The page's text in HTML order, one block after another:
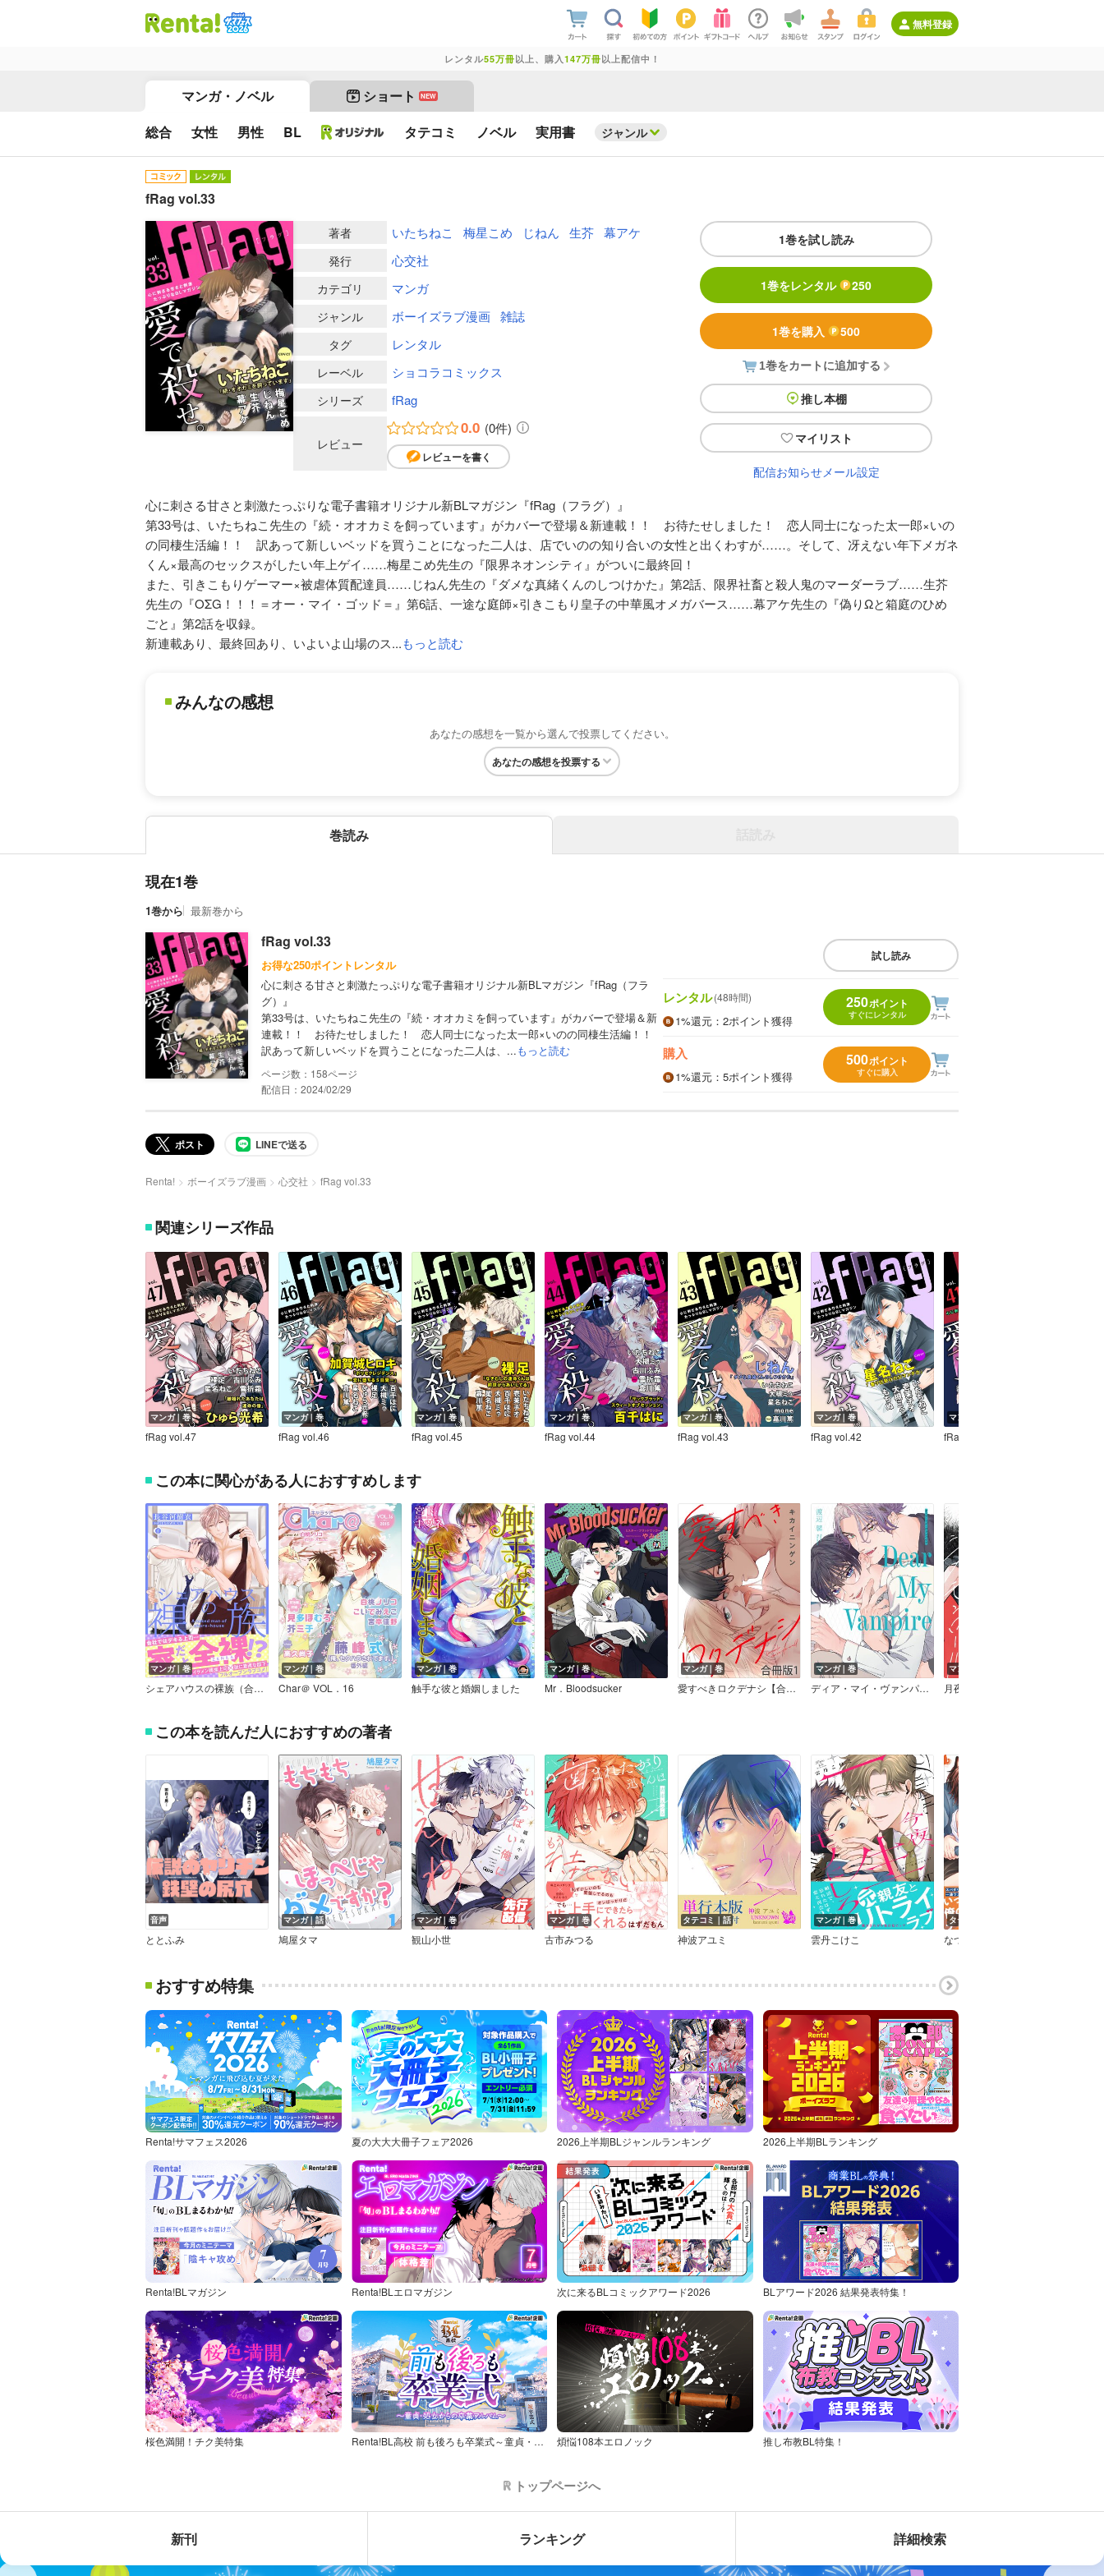
無料登録
レンタル55万冊以上、購入 147万冊以上配信中！
マンガ・ノベル ショート NEW
総合 女性 男性 BL タテコミ ノベル 実用書 ジャンル
fRag vol.33
1巻を試し読み
1巻をレンタル 250
1巻を購入 500
1巻をカートに追加する
推し本棚
マイリスト
配信お知らせメール設定
著者 いたちねこ 梅星こめ じねん 生芥 幕アケ
発行 心交社
カテゴリ マンガ
ジャンル ボーイズラブ漫画 雑誌
タグ レンタル
レーベル ショコラコミックス
シリーズ fRag
レビュー
0.0 (0件)
レビューを書く
心に刺さる甘さと刺激たっぷりな電子書籍オリジナル新BLマガジン『fRag（フラグ）』
第33号は、いたちねこ先生の『続・オオカミを飼っています』がカバーで登場＆新連載！！ お待たせしました！ 恋人同士になった太一郎×いの
の同棲生活編！！ 訳あって新しいベッドを買うことになった二人は、店でいのの知り合いの女性と出くわすが……。そして、冴えない年下メガネ
くん×最高のセックスがしたい年上ゲイ……梅星こめ先生の『限界ネオンシティ』がついに最終回！
また、引きこもりゲーマー×被虐体質配達員……じねん先生の『ダメな真緒くんのしつけかた』第2話、限界社畜と殺人鬼のマーダーラブ……生芥
先生の『OΣG！！！＝オー・マイ・ゴッド＝』第6話、一途な庭師×引きこもり皇子の中華風オメガバース……幕アケ先生の『偽りΩと箱庭のひめ
ごと』第2話を収録。
新連載あり、最終回あり、いよいよ山場のス...もっと読む
みんなの感想
あなたの感想を一覧から選んで投票してください。
あなたの感想を投票する
巻読み
現在1巻
1巻から 最新巻から
fRag vol.33
お得な250ポイントレンタル
心に刺さる甘さと刺激たっぷりな電子書籍オリジナル新BLマガジン『fRag（フラ
グ）』
第33号は、いたちねこ先生の『続・オオカミを飼っています』がカバーで登場＆新
連載！！ お待たせしました！ 恋人同士になった太一郎×いのの同棲生活編！！
訳あって新しいベッドを買うことになった二人は、...もっと読む
158
配信日：2024/02/29
試し読み
レンタル(48時間)
1%還元 ：2ポイント獲得
250ポイント
すぐにレンタル
購入
1%還元 ：5ポイント獲得
500ポイント
すぐに購入
ポスト LINEで送る
Renta! ボーイズラブ漫画 心交社 fRag vol.33
関連シリーズ作品
マンガ｜巻
fRag vol.47
マンガ｜巻
fRag vol.46
マンガ｜巻
fRag vol.45
マンガ｜巻
fRag vol.44
マンガ｜巻
fRag vol.43
マンガ｜巻
fRag vol.42
マンガ｜巻
fRag vol.41
この本に関心がある人におすすめします
マンガ｜巻
シェアハウスの裸族（合本版）【BLfranc】
マンガ｜巻
Char＠ VOL．16
マンガ｜巻
触手な彼と婚姻しました
マンガ｜巻
Mr．Bloodsucker
マンガ｜巻
愛すべきロクデナシ【合冊版】
マンガ｜巻
ディア・マイ・ヴァンパイア【電子限定特典付】
マンガ｜巻
この本を読んだ人におすすめの著者
音声
ととふみ
マンガ｜話
鳩屋タマ
マンガ｜巻
観山小世
マンガ｜巻
古市みつる
タテコミ｜話
神波アユミ
マンガ｜巻
雲丹こけこ
タテコミ｜話
なつはづき
おすすめ特集
Renta!サマフェス2026 夏の大大大冊子フェア2026 2026上半期BLジャンルランキング 2026上半期BLランキング
Renta!BLマガジン Renta!BLエロマガジン 次に来るBLコミックアワード2026 BLアワード2026 結果発表特集！
桜色満開！チク美特集 Renta!BL高校 前も後ろも卒業式～童貞・処女からの卒業アルバム～ 煩悩108本エロノック 推し布教BL特集！
トップページへ
新刊 ランキング 詳細検索